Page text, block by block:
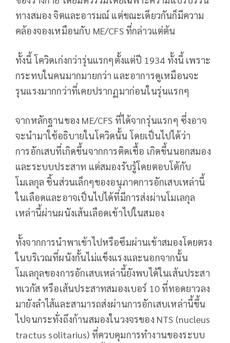
ทางสมอง จิตและอารมณ์ แต่ขณะเดียวกันก็มีความ
คล้องจองเหมือนกับ ME/CFS ที่กล่าวแต่ต้น
ทั้งนี้ โควิดเก่งกว่ารุ่นแรกๆตั้งแต่ปี 1934 ทั้งนี้ เพราะ
กระทบในคนมากมายกว่า และอาการดูเหมือนจะ
รุนแรงมากกว่าที่เคยปรากฏมาก่อนในรุ่นแรกๆ
จากหลักฐานของ ME/CFS ที่ได้จากรุ่นแรกๆ ซึ่งอาจ
จะนำมาใช้อธิบายในโควิดนั้น โดยเป็นไปได้ว่า
การอักเสบที่เกิดขึ้นจากการติดเชื้อ เกิดขึ้นนอกสมอง
และระบบประสาท แต่สมองรับรู้โดยตอบโต้กับ
โมเลกุล ชิ้นส่วนเล็กๆของอนุภาคการอักเสบเหล่านี้
ในเลือดและอาจเป็นไปได้ที่มีการส่งผ่านโมเลกุล
เหล่านี้ผ่านผนังเส้นเลือดเข้าไปในสมอง
ทั้งจากการนำพาเข้าไปหรือซึมผ่านเข้าสมองโดยตรง
ในบริเวณที่ผนังกั้นไม่แข็งแรงและนอกจากนั้น
โมเลกุลของการอักเสบเหล่านี้ยังพบได้ในเส้นประสา
ทเวกัส หรือเส้นประสาทสมองเบอร์ 10 ที่ทอดยาวลง
มายังลำไส้และสามารถส่งผ่านการอักเสบเหล่านี้ขึ้น
ไปจนกระทั่งถึงก้านสมองในวงจรของ NTS (nucleus
tractus solitarius) ที่ควบคุมการทำงานของระบบ